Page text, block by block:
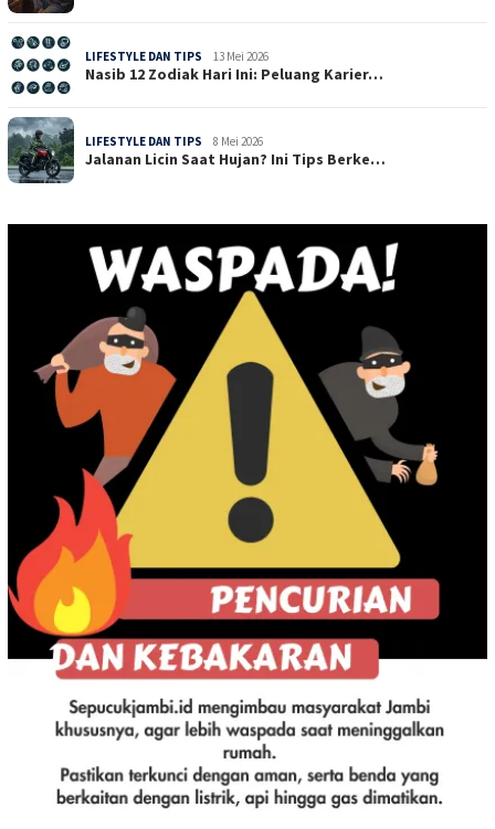
LIFESTYLE DAN TIPS 13 Mei 2026
Nasib 12 Zodiak Hari Ini: Peluang Karier…
LIFESTYLE DAN TIPS 8 Mei 2026
Jalanan Licin Saat Hujan? Ini Tips Berke…